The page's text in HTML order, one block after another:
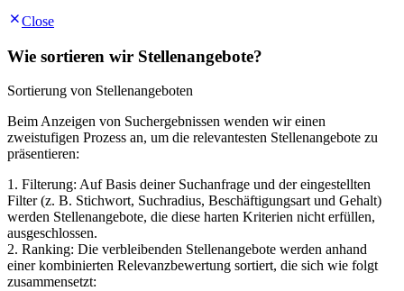
Close
Wie sortieren wir Stellenangebote?
Sortierung von Stellenangeboten
Beim Anzeigen von Suchergebnissen wenden wir einen
zweistufigen Prozess an, um die relevantesten Stellenangebote zu
präsentieren:
1. Filterung: Auf Basis deiner Suchanfrage und der eingestellten
Filter (z. B. Stichwort, Suchradius, Beschäftigungsart und Gehalt)
werden Stellenangebote, die diese harten Kriterien nicht erfüllen,
ausgeschlossen.
2. Ranking: Die verbleibenden Stellenangebote werden anhand
einer kombinierten Relevanzbewertung sortiert, die sich wie folgt
zusammensetzt: